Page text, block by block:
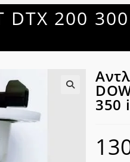
DTX 200
350 i